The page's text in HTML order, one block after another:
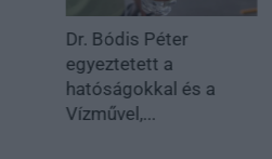
Dr. Bódis Péter
egyeztetett a
hatóságokkal és a
Vízművel,...